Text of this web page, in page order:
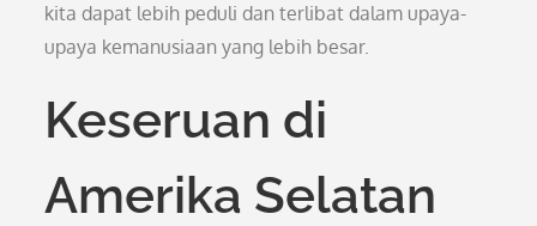
kita dapat lebih peduli dan terlibat dalam upaya-
upaya kemanusiaan yang lebih besar.
Keseruan di
Amerika Selatan